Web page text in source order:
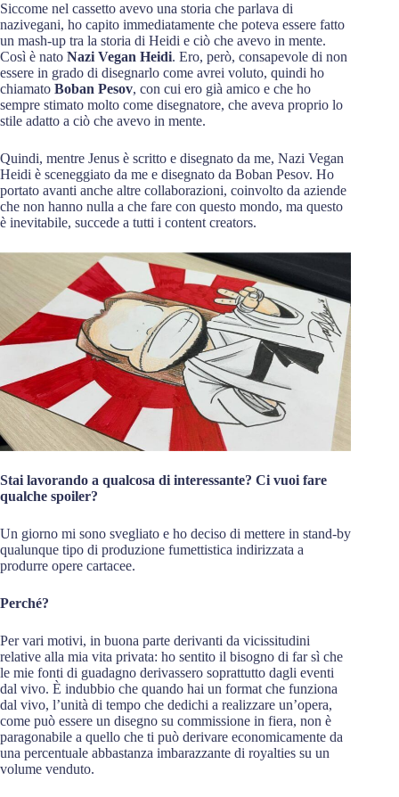
Siccome nel cassetto avevo una storia che parlava di
nazivegani, ho capito immediatamente che poteva essere fatto
un mash-up tra la storia di Heidi e ciò che avevo in mente.
Così è nato Nazi Vegan Heidi. Ero, però, consapevole di non
essere in grado di disegnarlo come avrei voluto, quindi ho
chiamato Boban Pesov, con cui ero già amico e che ho
sempre stimato molto come disegnatore, che aveva proprio lo
stile adatto a ciò che avevo in mente.
Quindi, mentre Jenus è scritto e disegnato da me, Nazi Vegan
Heidi è sceneggiato da me e disegnato da Boban Pesov. Ho
portato avanti anche altre collaborazioni, coinvolto da aziende
che non hanno nulla a che fare con questo mondo, ma questo
è inevitabile, succede a tutti i content creators.
Stai lavorando a qualcosa di interessante? Ci vuoi fare
qualche spoiler?
Un giorno mi sono svegliato e ho deciso di mettere in stand-by
qualunque tipo di produzione fumettistica indirizzata a
produrre opere cartacee.
Perché?
Per vari motivi, in buona parte derivanti da vicissitudini
relative alla mia vita privata: ho sentito il bisogno di far sì che
le mie fonti di guadagno derivassero soprattutto dagli eventi
dal vivo. È indubbio che quando hai un format che funziona
dal vivo, l’unità di tempo che dedichi a realizzare un’opera,
come può essere un disegno su commissione in fiera, non è
paragonabile a quello che ti può derivare economicamente da
una percentuale abbastanza imbarazzante di royalties su un
volume venduto.